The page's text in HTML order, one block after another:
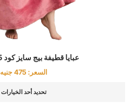
عبايا قطيفة بيج سايز كود 525 – 701
السعر:475 جنيه
تحديد أحد الخيارات